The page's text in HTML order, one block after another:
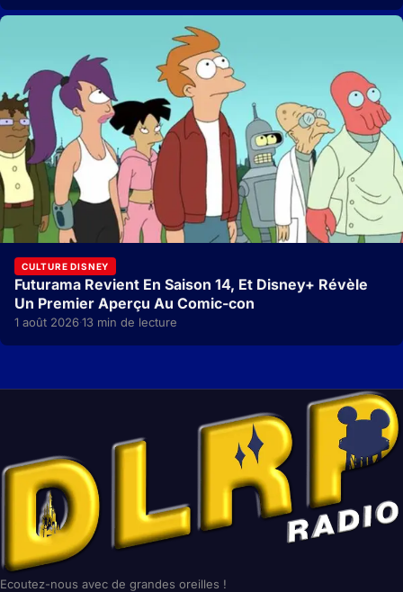
CULTURE DISNEY
Futurama Revient En Saison 14, Et Disney+ Révèle
Un Premier Aperçu Au Comic-con
1 août 2026·13 min de lecture
Ecoutez-nous avec de grandes oreilles !